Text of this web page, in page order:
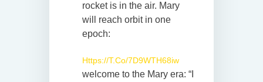
rocket is in the air. Mary
will reach orbit in one
epoch:
Https://t.co/7D9WTH68iw
welcome to the Mary era: “I